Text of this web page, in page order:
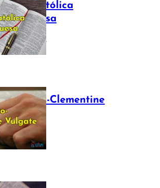
Bíblia Católica
Portuguesa
July 16, 2025
The Sixto-Clementine
Vulgate
July 12, 2025